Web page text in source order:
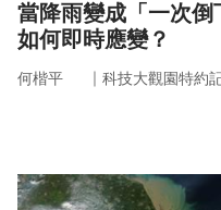
當降雨變成「一次
如何即時應變？
何楷平 ｜ 科技大觀園特約